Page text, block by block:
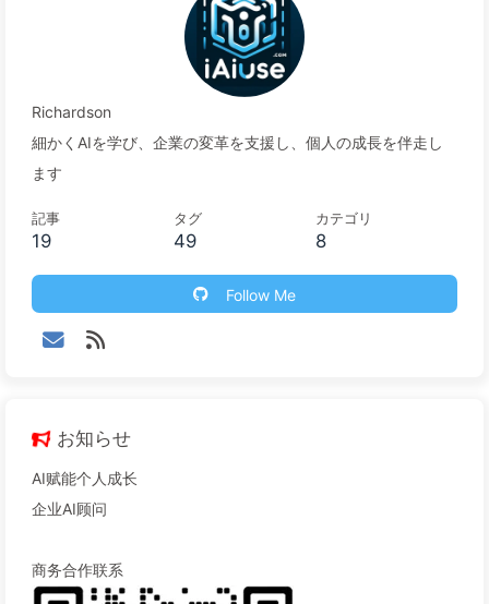
Richardson
細かくAIを学び、企業の変革を支援し、個人の成長を伴走し
ます
記事
19
タグ
49
カテゴリ
8
Follow Me
お知らせ
AI赋能个人成长
企业AI顾问
商务合作联系